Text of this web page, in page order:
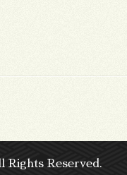
Rights Reserved.